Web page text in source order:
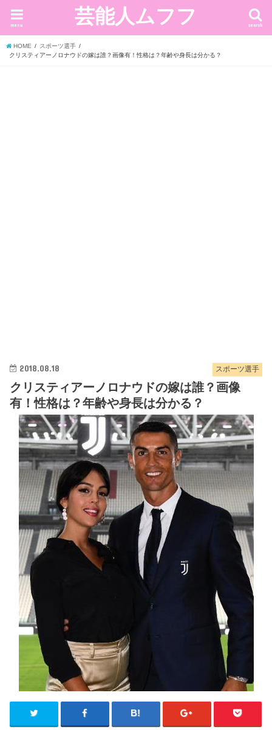
芸能人ムフフ search
menu
HOME
スポーツ選手
クリスティアーノロナウドの嫁は誰？画像有！性格は？年齢や身長は分かる？
スポーツ選手
2018.08.18
クリスティアーノロナウドの嫁は誰？画像
有！性格は？年齢や身長は分かる？